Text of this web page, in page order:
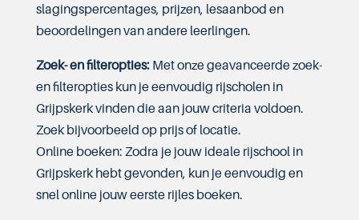
slagingspercentages, prijzen, lesaanbod en
beoordelingen van andere leerlingen.
Zoek- en filteropties:Met onze geavanceerde zoek-
en filteropties kun je eenvoudig rijscholen in
Grijpskerk vinden die aan jouw criteria voldoen.
Zoek bijvoorbeeld op prijs of locatie.
Online boeken: Zodra je jouw ideale rijschool in
Grijpskerk hebt gevonden, kun je eenvoudig en
snel online jouw eerste rijles boeken.